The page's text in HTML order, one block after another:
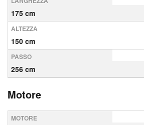
175 cm
ALTEZZA
150 cm
PASSO
256 cm
Motore
MOTORE